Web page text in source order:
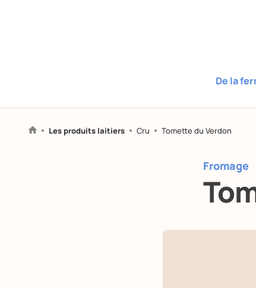
De la
Les produits laitiers Cru Tomette du Verdon
Fromage